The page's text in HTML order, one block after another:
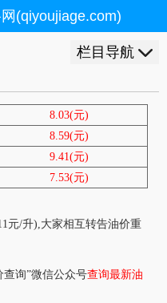
(qiyoujiage.com)
栏目导航
8.03(元)
8.59(元)
9.41(元)
7.53(元)
元/升),大家相互转告油价重
查询”微信公众号查询最新油